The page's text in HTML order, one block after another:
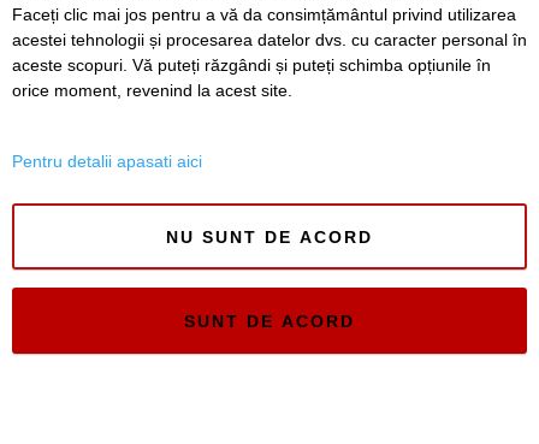
ISSN-L 3008-2323
Faceți clic mai jos pentru a vă da consimțământul privind utilizarea
acestei tehnologii și procesarea datelor dvs. cu caracter personal în
aceste scopuri. Vă puteți răzgândi și puteți schimba opțiunile în
orice moment, revenind la acest site.
Pentru detalii apasati aici
NU SUNT DE ACORD
SUNT DE ACORD